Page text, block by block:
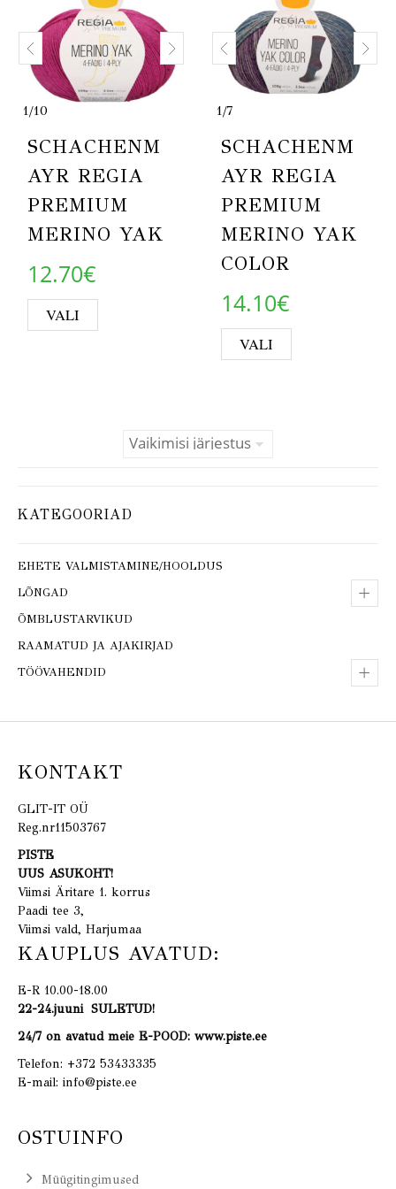
KATEGOORIAD
EHETE VALMISTAMINE/HOOLDUS
+
LÕNGAD
ÕMBLUSTARVIKUD
RAAMATUD JA AJAKIRJAD
+
TÖÖVAHENDID
1/10
SCHACHENM
AYR REGIA
PREMIUM
MERINO YAK
12.70€
VALI This product has multiple variants.
1/7
SCHACHENM
AYR REGIA
PREMIUM
MERINO YAK
COLOR
14.10€
VALI
KONTAKT
GLIT-IT OÜ
Reg.nr11503767
PISTE
UUS ASUKOHT!
Viimsi Äritare 1. korrus
Paadi tee 3,
Viimsi vald, Harjumaa
KAUPLUS AVATUD:
E-R 10.00-18.00
22-24.juuni SULETUD!
24/7 on avatud meie E-POOD: www.piste.ee
Telefon: +372 53433335
E-mail: info@piste.ee
OSTUINFO
Müügitingimused